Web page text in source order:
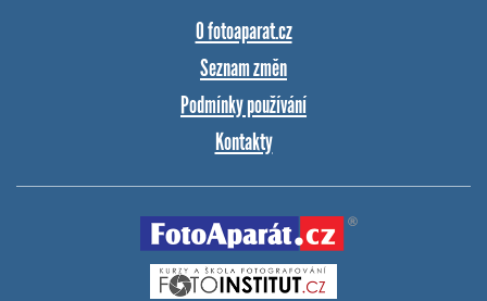
O fotoaparat.cz
Seznam změn
Podmínky používání
Kontakty